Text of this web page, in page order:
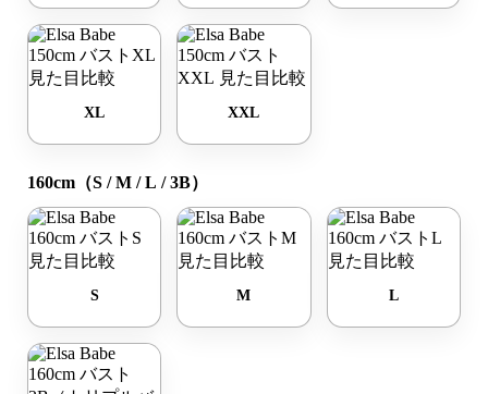
XL XXL
160cm（S / M / L / 3B）
S M L